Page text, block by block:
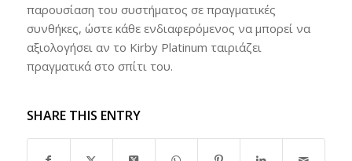
παρουσίαση του συστήματος σε πραγματικές
συνθήκες, ώστε κάθε ενδιαφερόμενος να μπορεί να
αξιολογήσει αν το Kirby Platinum ταιριάζει
πραγματικά στο σπίτι του.
SHARE THIS ENTRY